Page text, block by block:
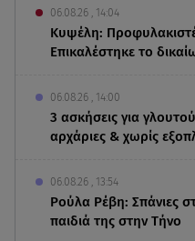
06.08.26 , 14:04
Κυψέλη:
Επικαλέστηκε το
06.08.26 , 14:00
3 ασκήσεις για
αρχάριες & χωρίς
06.08.26 , 13:54
Ρούλα Ρέβη: Σπάνιες
παιδιά της στην Τήνο